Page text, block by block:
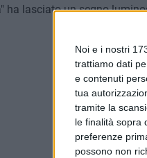
Noi e i nostri
trattiamo dati
e contenuti
tua
tramite la
le finalità sopra
preferenze
possono non
ha lasciato un segno